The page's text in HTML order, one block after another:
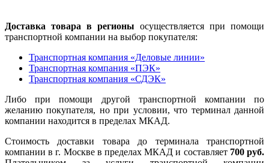
Доставка товара в регионы осуществляется при помощи
транспортной компании на выбор покупателя:
Транспортная компания «Деловые линии»
Транспортная компания «ПЭК»
Транспортная компания «СДЭК»
Либо при помощи другой транспортной компании по
желанию покупателя, но при условии, что терминал данной
компании находится в пределах МКАД.
Стоимость доставки товара до терминала транспортной
компании в г. Москве в пределах МКАД и составляет 700 руб.